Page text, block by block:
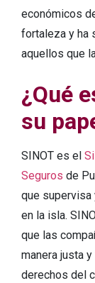
económicos
fortaleza y ha
aquellos que
¿Qué
su
SINOT es el
Seguros de
que supervisa
en la isla.
que las
manera justa
derechos del